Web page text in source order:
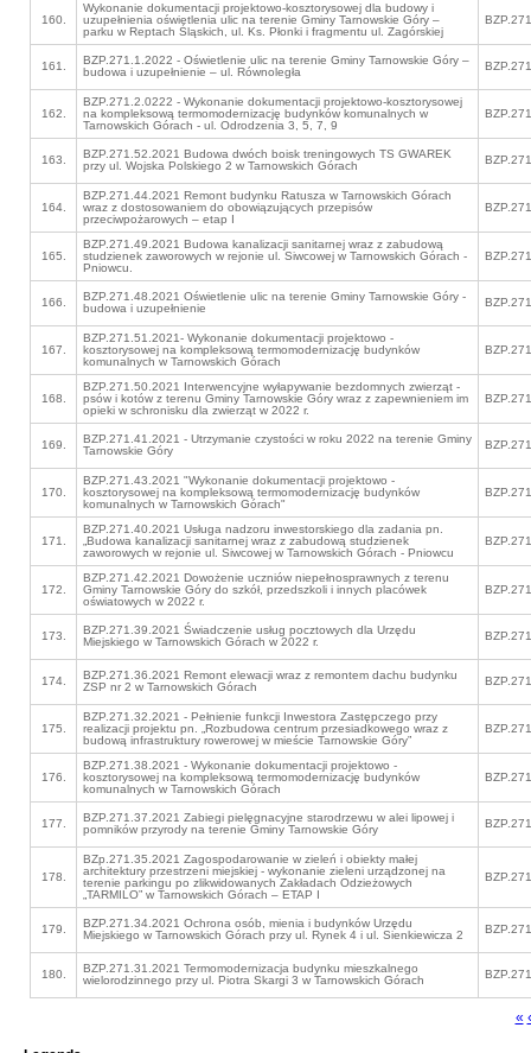
160.
Wykonanie dokumentacji projektowo-kosztorysowej dla budowy i
uzupełnienia oświetlenia ulic na terenie Gminy Tarnowskie Góry –
parku w Reptach Śląskich, ul. Ks. Płonki i fragmentu ul. Zagórskiej
161.
BZP.271.1.2022 - Oświetlenie ulic na terenie Gminy Tarnowskie Góry –
budowa i uzupełnienie – ul. Równoległa
162.
BZP.271.2.0222 - Wykonanie dokumentacji projektowo-kosztorysowej
na kompleksową termomodernizację budynków komunalnych w
Tarnowskich Górach - ul. Odrodzenia 3, 5, 7, 9
163.
BZP.271.52.2021 Budowa dwóch boisk treningowych TS GWAREK
przy ul. Wojska Polskiego 2 w Tarnowskich Górach
164.
BZP.271.44.2021 Remont budynku Ratusza w Tarnowskich Górach
wraz z dostosowaniem do obowiązujących przepisów
przeciwpożarowych – etap I
165.
BZP.271.49.2021 Budowa kanalizacji sanitarnej wraz z zabudową
studzienek zaworowych w rejonie ul. Siwcowej w Tarnowskich Górach -
Pniowcu.
166.
BZP.271.48.2021 Oświetlenie ulic na terenie Gminy Tarnowskie Góry -
budowa i uzupełnienie
167.
BZP.271.51.2021- Wykonanie dokumentacji projektowo -
kosztorysowej na kompleksową termomodernizację budynków
komunalnych w Tarnowskich Górach
168.
BZP.271.50.2021 Interwencyjne wyłapywanie bezdomnych zwierząt -
psów i kotów z terenu Gminy Tarnowskie Góry wraz z zapewnieniem im
opieki w schronisku dla zwierząt w 2022 r.
169.
BZP.271.41.2021 - Utrzymanie czystości w roku 2022 na terenie Gminy
Tarnowskie Góry
170.
BZP.271.43.2021 "Wykonanie dokumentacji projektowo -
kosztorysowej na kompleksową termomodernizację budynków
komunalnych w Tarnowskich Górach"
171.
BZP.271.40.2021 Usługa nadzoru inwestorskiego dla zadania pn.
„Budowa kanalizacji sanitarnej wraz z zabudową studzienek
zaworowych w rejonie ul. Siwcowej w Tarnowskich Górach - Pniowcu
172.
BZP.271.42.2021 Dowożenie uczniów niepełnosprawnych z terenu
Gminy Tarnowskie Góry do szkół, przedszkoli i innych placówek
oświatowych w 2022 r.
173.
BZP.271.39.2021 Świadczenie usług pocztowych dla Urzędu
Miejskiego w Tarnowskich Górach w 2022 r.
174.
BZP.271.36.2021 Remont elewacji wraz z remontem dachu budynku
ZSP nr 2 w Tarnowskich Górach
175.
BZP.271.32.2021 - Pełnienie funkcji Inwestora Zastępczego przy
realizacji projektu pn. „Rozbudowa centrum przesiadkowego wraz z
budową infrastruktury rowerowej w mieście Tarnowskie Góry”
176.
BZP.271.38.2021 - Wykonanie dokumentacji projektowo -
kosztorysowej na kompleksową termomodernizację budynków
komunalnych w Tarnowskich Górach
177.
BZP.271.37.2021 Zabiegi pielęgnacyjne starodrzewu w alei lipowej i
pomników przyrody na terenie Gminy Tarnowskie Góry
178.
BZp.271.35.2021 Zagospodarowanie w zieleń i obiekty małej
architektury przestrzeni miejskiej - wykonanie zieleni urządzonej na
terenie parkingu po zlikwidowanych Zakładach Odzieżowych
„TARMILO” w Tarnowskich Górach – ETAP I
179.
BZP.271.34.2021 Ochrona osób, mienia i budynków Urzędu
Miejskiego w Tarnowskich Górach przy ul. Rynek 4 i ul. Sienkiewicza 2
180.
BZP.271.31.2021 Termomodernizacja budynku mieszkalnego
wielorodzinnego przy ul. Piotra Skargi 3 w Tarnowskich Górach
« ‹